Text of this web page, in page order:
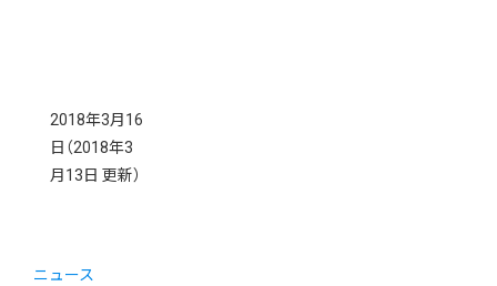
2018年3月16
日 （2018年3
月13日 更新）
ニュース